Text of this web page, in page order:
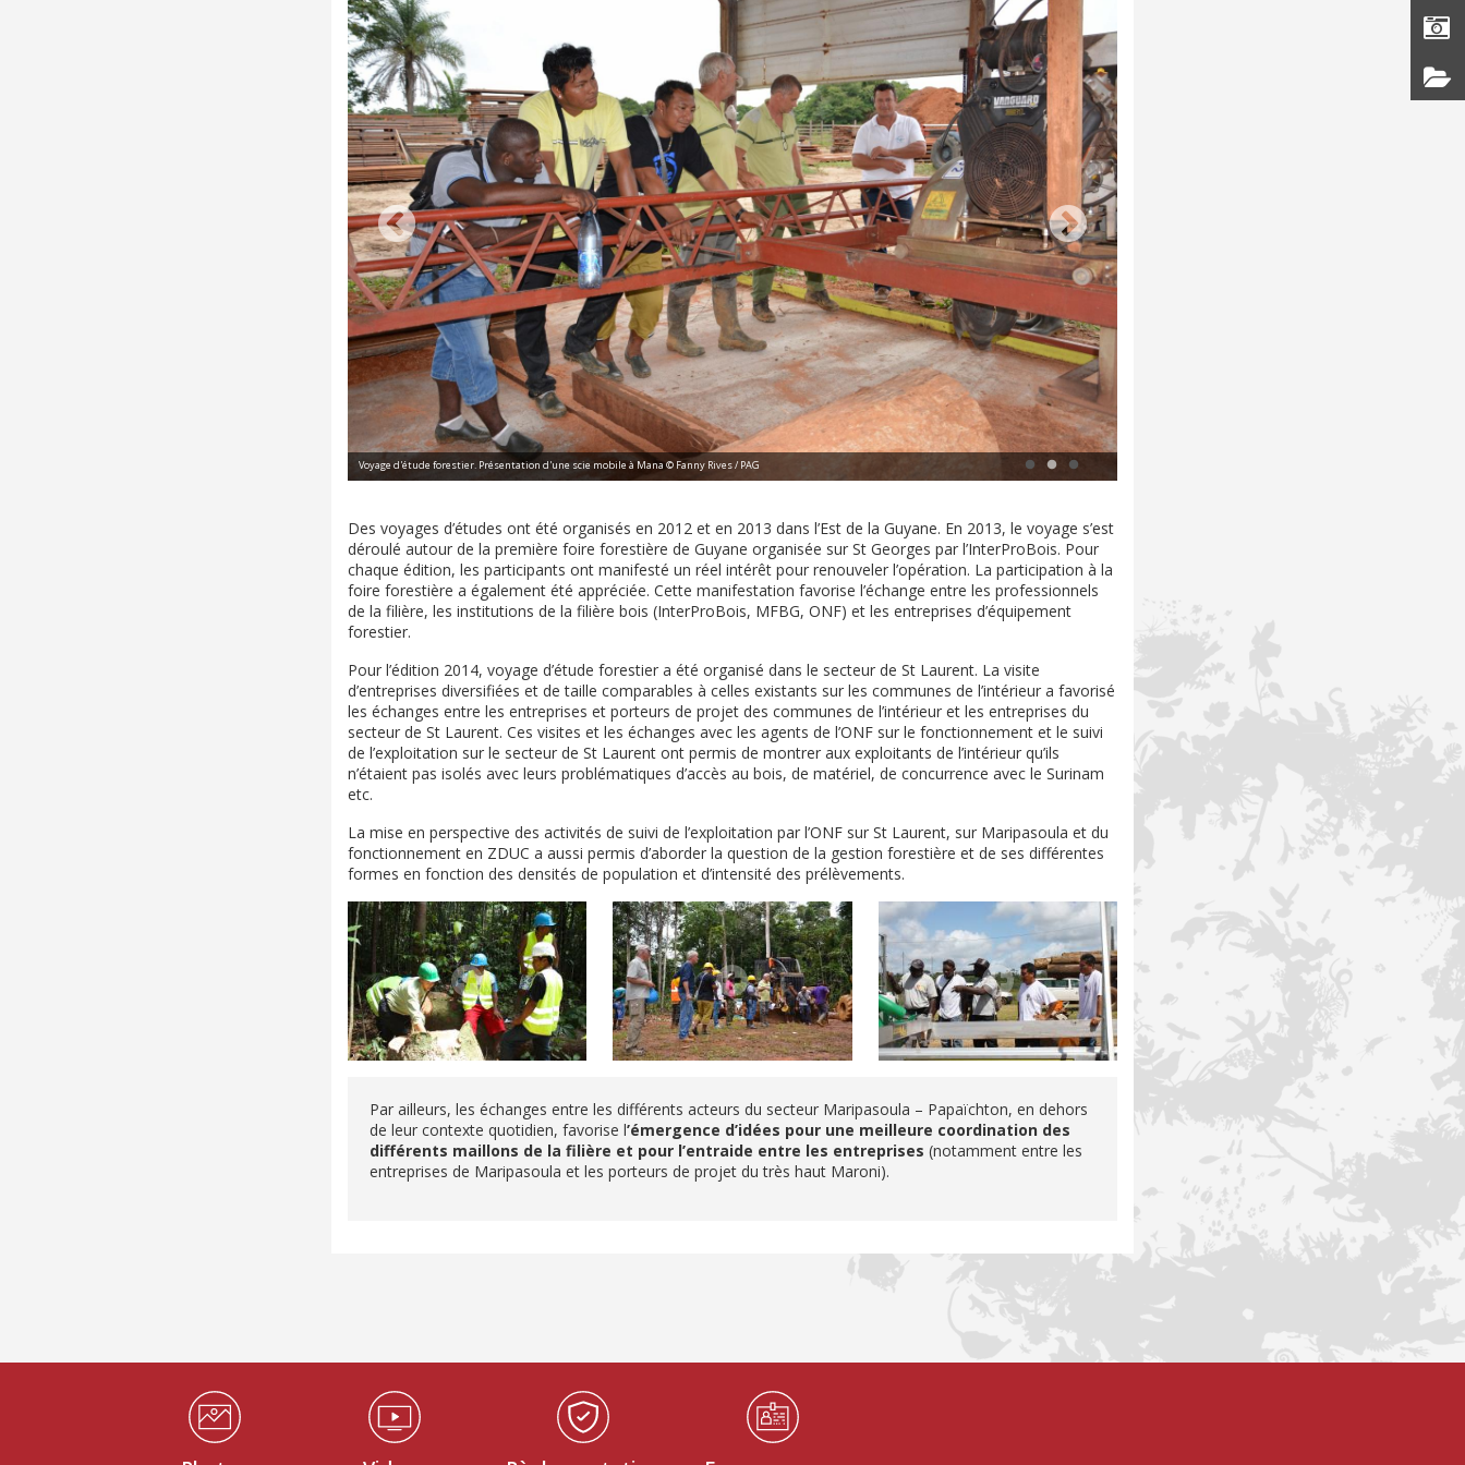
Voyage d'étude forestier. Présentation d'une scie mobile à Mana © Fanny Rives / PAG
Des voyages d’études ont été organisés en 2012 et en 2013 dans l’Est de la Guyane. En 2013, le voyage s’est
déroulé autour de la première foire forestière de Guyane organisée sur St Georges par l’InterProBois. Pour
chaque édition, les participants ont manifesté un réel intérêt pour renouveler l’opération. La participation à la
foire forestière a également été appréciée. Cette manifestation favorise l’échange entre les professionnels
de la filière, les institutions de la filière bois (InterProBois, MFBG, ONF) et les entreprises d’équipement
forestier.
Pour l’édition 2014, voyage d’étude forestier a été organisé dans le secteur de St Laurent. La visite
d’entreprises diversifiées et de taille comparables à celles existants sur les communes de l’intérieur a favorisé
les échanges entre les entreprises et porteurs de projet des communes de l’intérieur et les entreprises du
secteur de St Laurent. Ces visites et les échanges avec les agents de l’ONF sur le fonctionnement et le suivi
de l’exploitation sur le secteur de St Laurent ont permis de montrer aux exploitants de l’intérieur qu’ils
n’étaient pas isolés avec leurs problématiques d’accès au bois, de matériel, de concurrence avec le Surinam
etc.
La mise en perspective des activités de suivi de l’exploitation par l’ONF sur St Laurent, sur Maripasoula et du
fonctionnement en ZDUC a aussi permis d’aborder la question de la gestion forestière et de ses différentes
formes en fonction des densités de population et d’intensité des prélèvements.
Par ailleurs, les échanges entre les différents acteurs du secteur Maripasoula – Papaïchton, en dehors
de leur contexte quotidien, favorise l’émergence d’idées pour une meilleure coordination des
différents maillons de la filière et pour l’entraide entre les entreprises (notamment entre les
entreprises de Maripasoula et les porteurs de projet du très haut Maroni).
Médiathèque Footer